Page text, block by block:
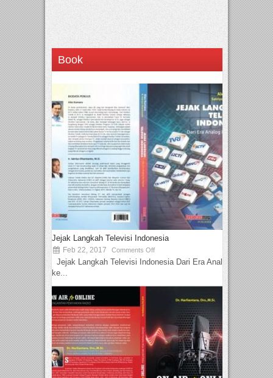
Book
Jejak Langkah Televisi Indonesia
Feb 22, 2017 Comments Off
Jejak Langkah Televisi Indonesia Dari Era Analog
ke...